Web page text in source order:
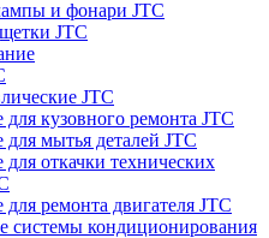
и фонари JTC
JTC
JTC
кузовного ремонта JTC
мытья деталей JTC
откачки технических
ремонта двигателя JTC
системы кондиционирования